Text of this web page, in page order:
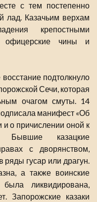
с тем постепенно
лад. Казачьим верхам
крепостными
офицерские чины и
подтолкнуло
Сечи, которая
очагом смуты. 14
манифест «Об
о причислении оной к
Бывшие казацкие
с дворянством,
ряды гусар или драгун.
а также воинские
ликвидирована,
Запорожские казаки